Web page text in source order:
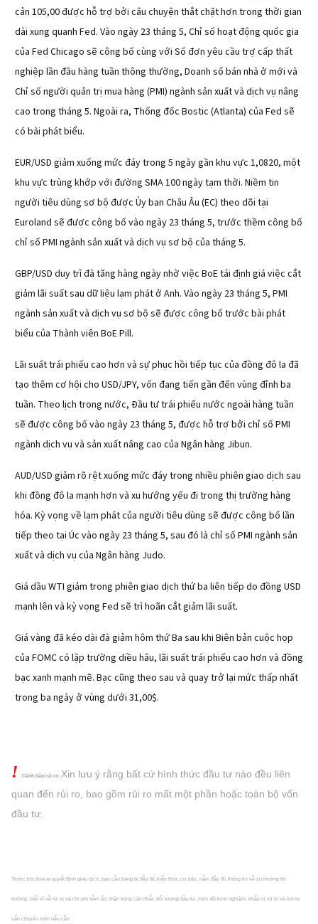
cản 105,00 được hỗ trợ bởi câu chuyện thắt chặt hơn trong thời gian
dài xung quanh Fed. Vào ngày 23 tháng 5, Chỉ số hoạt động quốc gia
của Fed Chicago sẽ công bố cùng với Số đơn yêu cầu trợ cấp thất
nghiệp lần đầu hàng tuần thông thường, Doanh số bán nhà ở mới và
Chỉ số người quản trị mua hàng (PMI) ngành sản xuất và dịch vụ nâng
cao trong tháng 5. Ngoài ra, Thống đốc Bostic (Atlanta) của Fed sẽ
có bài phát biểu.
EUR/USD giảm xuống mức đáy trong 5 ngày gần khu vực 1,0820, một
khu vực trùng khớp với đường SMA 100 ngày tạm thời. Niềm tin
người tiêu dùng sơ bộ được Ủy ban Châu Âu (EC) theo dõi tại
Euroland sẽ được công bố vào ngày 23 tháng 5, trước thềm công bố
chỉ số PMI ngành sản xuất và dịch vụ sơ bộ của tháng 5.
GBP/USD duy trì đà tăng hàng ngày nhờ việc BoE tái định giá việc cắt
giảm lãi suất sau dữ liệu lạm phát ở Anh. Vào ngày 23 tháng 5, PMI
ngành sản xuất và dịch vụ sơ bộ sẽ được công bố trước bài phát
biểu của Thành viên BoE Pill.
Lãi suất trái phiếu cao hơn và sự phục hồi tiếp tục của đồng đô la đã
tạo thêm cơ hội cho USD/JPY, vốn đang tiến gần đến vùng đỉnh ba
tuần. Theo lịch trong nước, Đầu tư trái phiếu nước ngoài hàng tuần
sẽ được công bố vào ngày 23 tháng 5, được hỗ trợ bởi chỉ số PMI
ngành dịch vụ và sản xuất nâng cao của Ngân hàng Jibun.
AUD/USD giảm rõ rệt xuống mức đáy trong nhiều phiên giao dịch sau
khi đồng đô la mạnh hơn và xu hướng yếu đi trong thị trường hàng
hóa. Kỳ vọng về lạm phát của người tiêu dùng sẽ được công bố lần
tiếp theo tại Úc vào ngày 23 tháng 5, sau đó là chỉ số PMI ngành sản
xuất và dịch vụ của Ngân hàng Judo.
Giá dầu WTI giảm trong phiên giao dịch thứ ba liên tiếp do đồng USD
mạnh lên và kỳ vọng Fed sẽ trì hoãn cắt giảm lãi suất.
Giá vàng đã kéo dài đà giảm hôm thứ Ba sau khi Biên bản cuộc họp
của FOMC có lập trường diều hâu, lãi suất trái phiếu cao hơn và đồng
bạc xanh mạnh mẽ. Bạc cũng theo sau và quay trở lại mức thấp nhất
trong ba ngày ở vùng dưới 31,00$.
! Cảnh báo rủi ro: Xin lưu ý rằng bất cứ hình thức đầu tư nào đều liên
quan đến rủi ro, bao gồm rủi ro mất một phần hoặc toàn bộ vốn
đầu tư.
Trước khi đưa ra quyết định giao dịch, bạn cần trang bị đầy đủ kiến thức cơ bản, nắm đầy đủ thông tin về xu hướng thị
trường, biết rõ về rủi ro và chi phí tiềm ẩn, thận trọng cân nhắc đối tượng đầu tư, mức độ kinh nghiệm, khẩu vị rủi ro và xin tư
vấn chuyên môn nếu cần.